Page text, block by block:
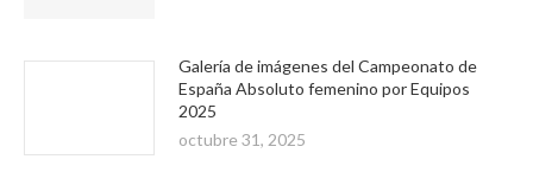
Galería de imágenes del Campeonato de
España Absoluto femenino por Equipos
2025
octubre 31, 2025